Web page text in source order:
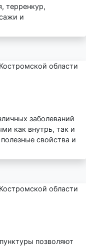
терренкур,
и
заболеваний
как внутрь, так и
свойства и
позволяют